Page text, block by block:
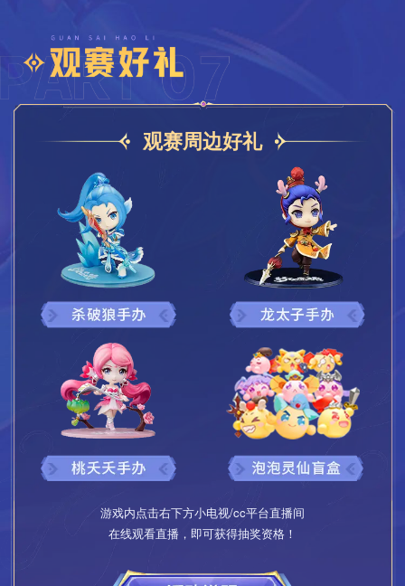
观赛周边好礼
游戏内点击右下方小电视/cc平台直播间
在线观看直播，即可获得抽奖资格！